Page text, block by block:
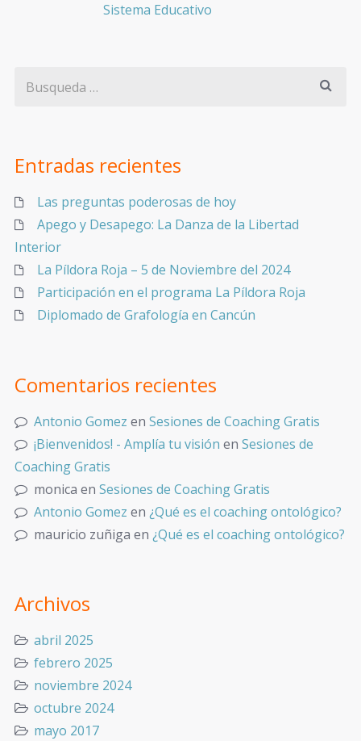
Sistema Educativo
Entradas recientes
Las preguntas poderosas de hoy
Apego y Desapego: La Danza de la Libertad
Interior
La Píldora Roja – 5 de Noviembre del 2024
Participación en el programa La Píldora Roja
Diplomado de Grafología en Cancún
Comentarios recientes
Antonio Gomez en Sesiones de Coaching Gratis
¡Bienvenidos! - Amplía tu visión en Sesiones de
Coaching Gratis
monica en Sesiones de Coaching Gratis
Antonio Gomez en ¿Qué es el coaching ontológico?
mauricio zuñiga en ¿Qué es el coaching ontológico?
Archivos
abril 2025
febrero 2025
noviembre 2024
octubre 2024
mayo 2017